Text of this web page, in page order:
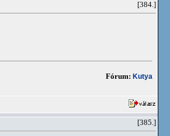
[384.]
Fórum: Kutya
[385.]